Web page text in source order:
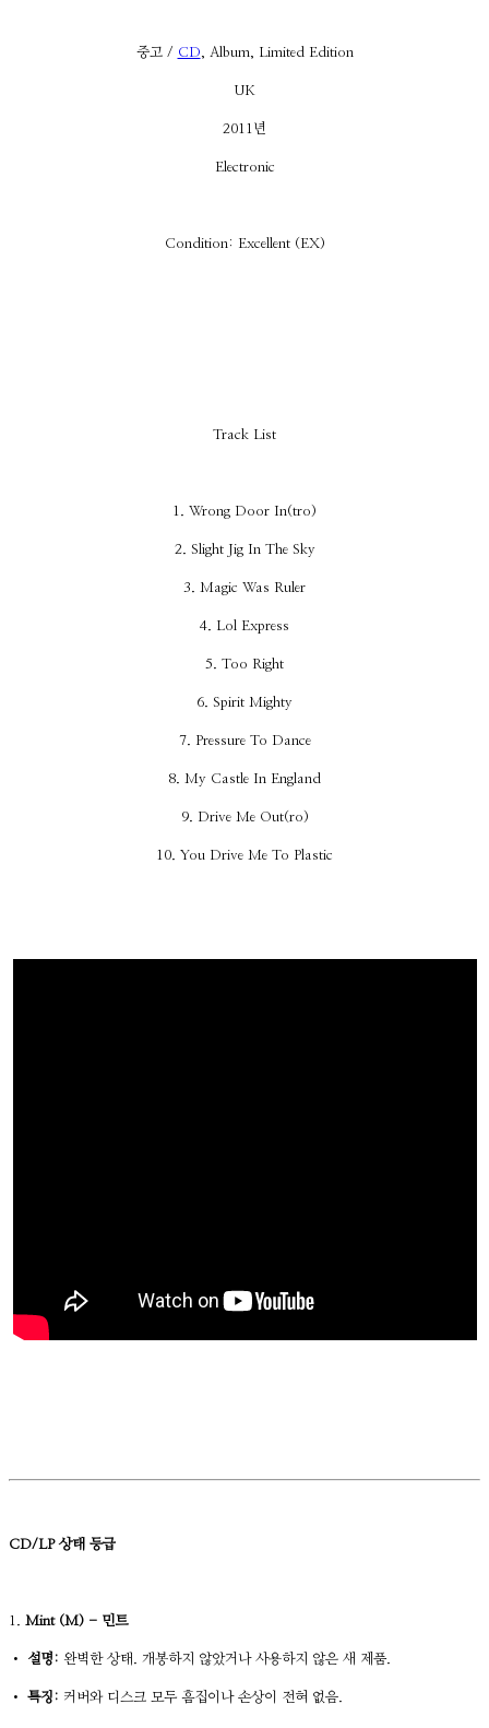
중고 / CD , Album, Limited Edition
UK
2011년
Electronic
Condition: Excellent (EX)
Track List
1. Wrong Door In(tro)
2. Slight Jig In The Sky
3. Magic Was Ruler
4. Lol Express
5. Too Right
6. Spirit Mighty
7. Pressure To Dance
8. My Castle In England
9. Drive Me Out(ro)
10. You Drive Me To Plastic
CD/LP 상태 등급
1. Mint (M) - 민트
• 설명: 완벽한 상태. 개봉하지 않았거나 사용하지 않은 새 제품.
• 특징: 커버와 디스크 모두 흠집이나 손상이 전혀 없음.